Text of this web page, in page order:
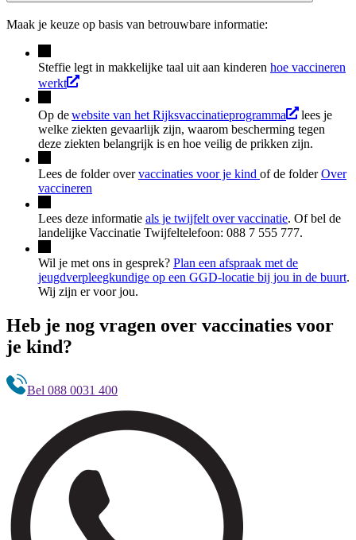
Maak je keuze op basis van betrouwbare informatie:
Steffie legt in makkelijke taal uit aan kinderen hoe vaccineren
werkt
Op dewebsite van het Rijksvaccinatieprogramma
lees je
welke ziekten gevaarlijk zijn, waarom bescherming tegen
deze ziekten belangrijk is en hoe veilig de prikken zijn.
Lees de folder overvaccinaties voor je kind of de folderOver
vaccineren
Lees deze informatie als je twijfelt over vaccinatie. Of bel de
landelijke Vaccinatie Twijfeltelefoon: 088 7 555 777.
Wil je met ons in gesprek? Plan een afspraak met de
jeugdverpleegkundige op een GGD-locatie bij jou in de buurt.
Wij zijn er voor jou.
Heb je nog vragen over vaccinaties voor
je kind?
Bel 088 0031 400